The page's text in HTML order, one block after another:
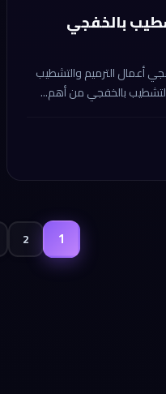
بالخفجي
أعمال الترميم والتشطيب
بالخفجي من أهم...
1
2